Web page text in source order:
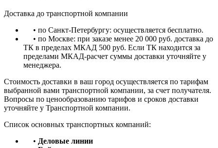
Доставка до транспортной компании
• по Санкт-Петербургу: осуществляется бесплатно.
• по Москве: при заказе менее 20 000 руб. доставка до
ТК в пределах МКАД 500 руб. Если ТК находится за
пределами МКАД-расчет суммы доставки уточняйте у
менеджера.
Стоимость доставки в ваш город осуществляется по тарифам
выбранной вами транспортной компании, за счет получателя.
Вопросы по ценообразованию тарифов и сроков доставки
уточняйте у Транспортной компании.
Список основных транспортных компаний:
• Деловые линии